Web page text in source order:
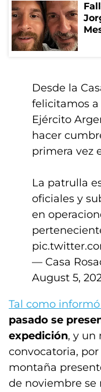
Desde la
felicitamos
Ejército
hacer
primera vez
La patrulla
oficiales y
en
— Casa
August 5,
Tal como
pasado se
expedición, y un
convocatoria,
montaña
de noviembre se